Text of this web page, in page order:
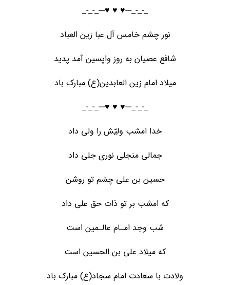
_-_-_---♥️ ♥️ ♥️---_-_-_
نور چشم خامس آل عبا زین العباد
شافع عصیان به روز واپسین آمد پدید
میلاد امام زین العابدین(ع) مبارک باد
_-_-_---♥️ ♥️ ♥️---_-_-_
خدا امشب ولیّش را ولی داد
جمالی منجلی نوری جلی داد
حسین بن علی چشم تو روشن
که امشب بر تو ذات حق علی داد
شب وجد امـام عالـمین است
که میلاد علی بن الحسین است
ولادت با سعادت امام سجاد(ع) مبارک باد